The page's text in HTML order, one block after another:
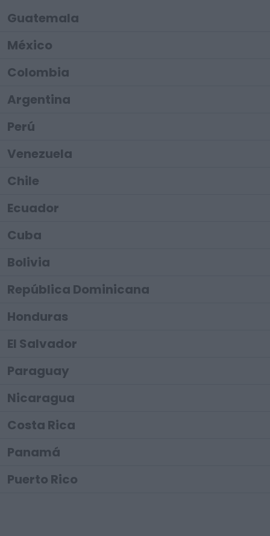
Guatemala
México
Colombia
Argentina
Perú
Venezuela
Chile
Ecuador
Cuba
Bolivia
República Dominicana
Honduras
El Salvador
Paraguay
Nicaragua
Costa Rica
Panamá
Puerto Rico